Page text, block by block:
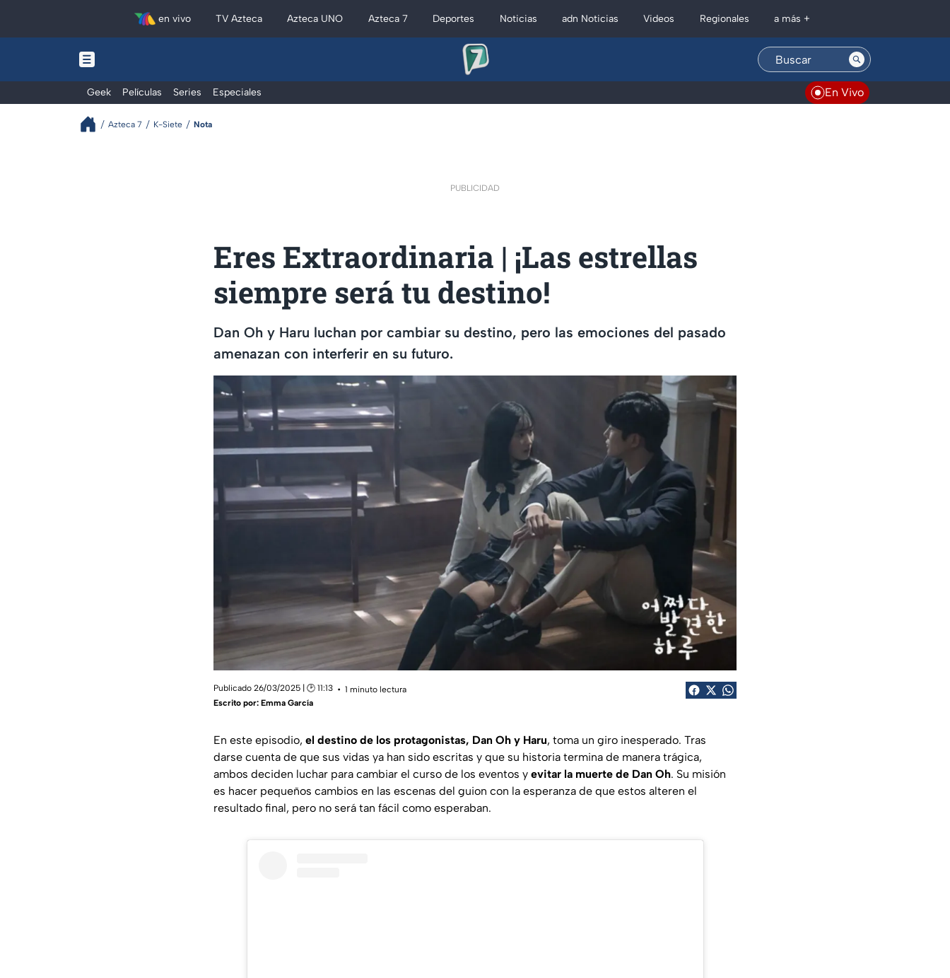
en vivo TV Azteca Azteca UNO Azteca 7 Deportes Noticias adn Noticias Videos Regionales a más +
Geek Películas Series Especiales En Vivo
Azteca 7 K-Siete Nota
PUBLICIDAD
Eres Extraordinaria | ¡Las estrellas
siempre será tu destino!
Dan Oh y Haru luchan por cambiar su destino, pero las emociones del pasado
amenazan con interferir en su futuro.
Publicado 26/03/2025 | 🕑 11:13
1 minuto lectura
Escrito por: Emma García
En este episodio, el destino de los protagonistas, Dan Oh y Haru, toma un giro inesperado. Tras
darse cuenta de que sus vidas ya han sido escritas y que su historia termina de manera trágica,
ambos deciden luchar para cambiar el curso de los eventos y evitar la muerte de Dan Oh. Su misión
es hacer pequeños cambios en las escenas del guion con la esperanza de que estos alteren el
resultado final, pero no será tan fácil como esperaban.